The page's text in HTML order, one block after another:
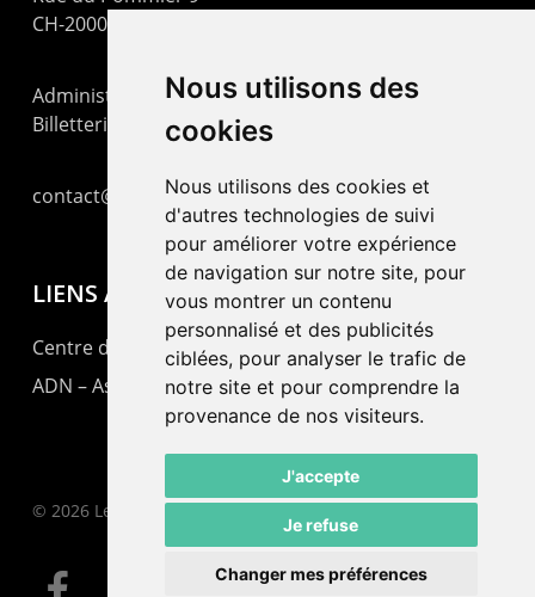
Nous utilisons des
cookies
Nous utilisons des cookies et
d'autres technologies de suivi
pour améliorer votre expérience
de navigation sur notre site, pour
vous montrer un contenu
personnalisé et des publicités
ciblées, pour analyser le trafic de
notre site et pour comprendre la
provenance de nos visiteurs.
J'accepte
Je refuse
Changer mes préférences
CH-2000 Neuchâtel
Administration : +41 32 725 03 03
Billetterie : +41 32 725 05 05
contact@lepommier.ch
LIENS AMIS
Centre de culture ABC
ADN – Association Danse Neuchâtel
© 2026 Le Pommier.
facebook email